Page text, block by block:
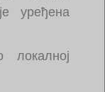
уређена